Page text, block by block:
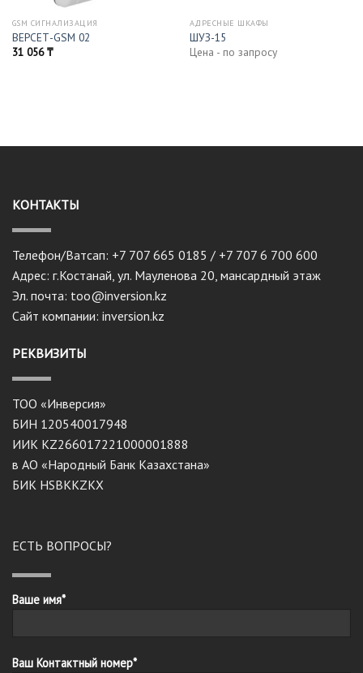
GSM СИГНАЛИЗАЦИЯ
ВЕРСЕТ-GSM 02
31 056₸
АДРЕСНЫЕ ШКАФЫ
ШУЗ-15
Цена - по запросу
КОНТАКТЫ
Телефон/Ватсап: +7 707 665 0185 / +7 707 6 700 600
Адрес: г.Костанай, ул. Мауленова 20, мансардный этаж
Эл. почта: too@inversion.kz
Сайт компании: inversion.kz
РЕКВИЗИТЫ
ТОО «Инверсия»
БИН 120540017948
ИИК KZ266017221000001888
в АО «Народный Банк Казахстана»
БИК HSBKKZKX
ЕСТЬ ВОПРОСЫ?
Ваше имя*
Ваш Контактный номер*